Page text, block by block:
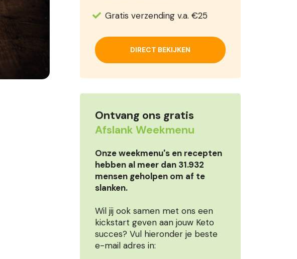
Gratis verzending v.a. €25
DIRECT BEKIJKEN
Ontvang ons gratis
Afslank Weekmenu
Onze weekmenu's en recepten
hebben al meer dan 31.932
mensen geholpen om af te
slanken.
Wil jij ook samen met ons een
kickstart geven aan jouw Keto
succes? Vul hieronder je beste
e-mail adres in: